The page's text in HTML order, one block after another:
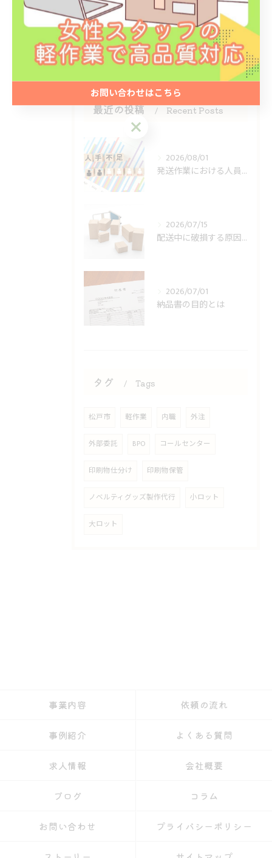
1 2 3 4 5
最近の投稿 Recent Posts
2026/08/01
発送作業における人員不足への対策
2026/07/15
配送中に破損する原因とは
2026/07/01
納品書の目的とは
タグ Tags
松戸市 軽作業 内職 外注
外部委託 BPO コールセンター
印刷物仕分け 印刷物保管
ノベルティグッズ製作代行 小ロット
大ロット
事業内容 依頼の流れ
事例紹介 よくある質問
求人情報 会社概要
ブログ コラム
お問い合わせ プライバシーポリシー
お問い合わせはこちら